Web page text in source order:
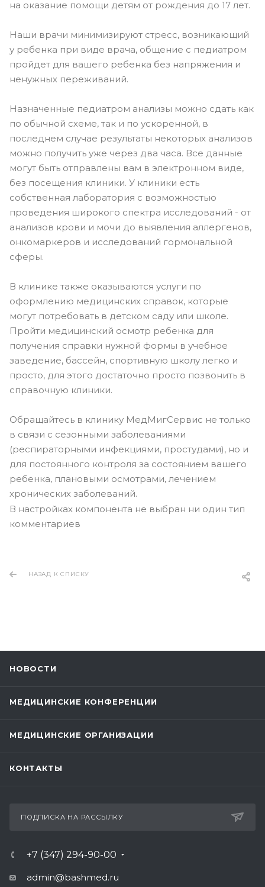
на оказание помощи детям от рождения до 17 лет.
Наши врачи минимизируют стресс, возникающий
у ребенка при виде врача, общение с педиатром
пройдет для вашего ребенка без напряжения и
ненужных переживаний.
Назначенные педиатром анализы можно сдать как
по обычной схеме, так и по ускоренной, в
последнем случае результаты некоторых анализов
можно получить уже через два часа. Все данные
могут быть отправлены вам в электронном виде,
без посещения клиники. У клиники есть
собственная лаборатория с возможностью
проведения широкого спектра исследований - от
анализов крови и мочи до выявления аллергенов,
онкомаркеров и исследований гормональной
сферы.
В клинике также оказываются услуги по
оформлению медицинских справок, которые
могут потребовать в детском саду или школе.
Пройти медицинский осмотр ребенка для
получения справки нужной формы в учебное
заведение, бассейн, спортивную школу легко и
просто, для этого достаточно просто позвонить в
справочную клиники.
Обращайтесь в клинику МедМигСервис не только
в связи с сезонными заболеваниями
(респираторными инфекциями, простудами), но и
для постоянного контроля за состоянием вашего
ребенка, плановыми осмотрами, лечением
хронических заболеваний.
В настройках компонента не выбран ни один тип
комментариев
НАЗАД К СПИСКУ
НОВОСТИ
МЕДИЦИНСКИЕ КОНФЕРЕНЦИИ
МЕДИЦИНСКИЕ ОРГАНИЗАЦИИ
КОНТАКТЫ
ПОДПИСКА НА РАССЫЛКУ
+7 (347) 294-90-00
admin@bashmed.ru